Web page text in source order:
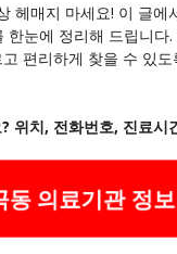
헤매지 마세요! 이 글
눈에 정리해 드립니
편리하게 찾을 수 있
위치, 전화번호, 진료시
의료기관 정